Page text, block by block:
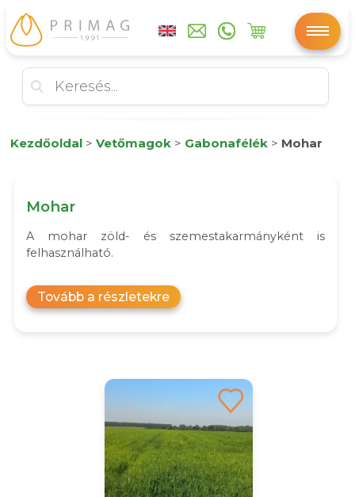
Kezdőoldal > Vetőmagok > Gabonafélék > Mohar
Mohar
A mohar zöld- és szemestakarmányként is
felhasználható.
Tovább a részletekre